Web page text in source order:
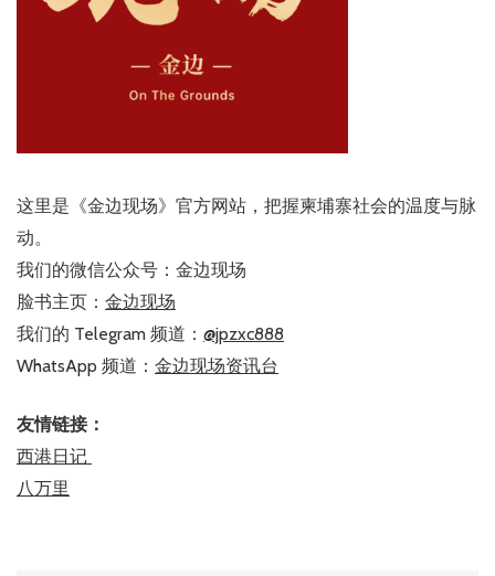
这里是《金边现场》官方网站，把握柬埔寨社会的温度与脉
动。
我们的微信公众号：金边现场
脸书主页： 金边现场
我们的 Telegram 频道： @jpzxc888
WhatsApp 频道： 金边现场资讯台
友情链接：
西港日记
八万里